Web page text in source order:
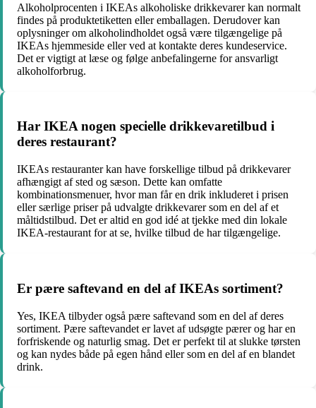
Alkoholprocenten i IKEAs alkoholiske drikkevarer kan normalt
findes på produktetiketten eller emballagen. Derudover kan
oplysninger om alkoholindholdet også være tilgængelige på
IKEAs hjemmeside eller ved at kontakte deres kundeservice.
Det er vigtigt at læse og følge anbefalingerne for ansvarligt
alkoholforbrug.
Har IKEA nogen specielle drikkevaretilbud i
deres restaurant?
IKEAs restauranter kan have forskellige tilbud på drikkevarer
afhængigt af sted og sæson. Dette kan omfatte
kombinationsmenuer, hvor man får en drik inkluderet i prisen
eller særlige priser på udvalgte drikkevarer som en del af et
måltidstilbud. Det er altid en god idé at tjekke med din lokale
IKEA-restaurant for at se, hvilke tilbud de har tilgængelige.
Er pære saftevand en del af IKEAs sortiment?
Yes, IKEA tilbyder også pære saftevand som en del af deres
sortiment. Pære saftevandet er lavet af udsøgte pærer og har en
forfriskende og naturlig smag. Det er perfekt til at slukke tørsten
og kan nydes både på egen hånd eller som en del af en blandet
drink.